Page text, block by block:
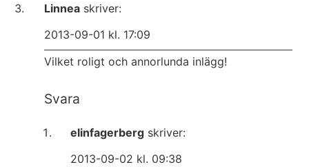
Linnea skriver:
2013-09-01 kl. 17:09
Vilket roligt och annorlunda inlägg!
Svara
elinfagerberg skriver:
2013-09-02 kl. 09:38